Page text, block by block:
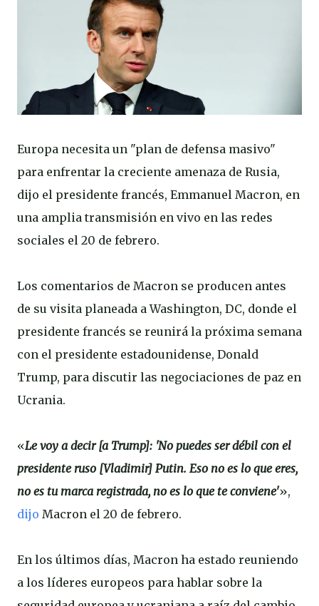
Europa necesita un "plan de defensa masivo"
para enfrentar la creciente amenaza de Rusia,
dijo el presidente francés, Emmanuel Macron, en
una amplia transmisión en vivo en las redes
sociales el 20 de febrero.
Los comentarios de Macron se producen antes
de su visita planeada a Washington, DC, donde el
presidente francés se reunirá la próxima semana
con el presidente estadounidense, Donald
Trump, para discutir las negociaciones de paz en
Ucrania.
«Le voy a decir [a Trump]: 'No puedes ser débil con el
presidente ruso [Vladimir] Putin. Eso no es lo que eres,
no es tu marca registrada, no es lo que te conviene'»,
dijo Macron el 20 de febrero.
En los últimos días, Macron ha estado reuniendo
a los líderes europeos para hablar sobre la